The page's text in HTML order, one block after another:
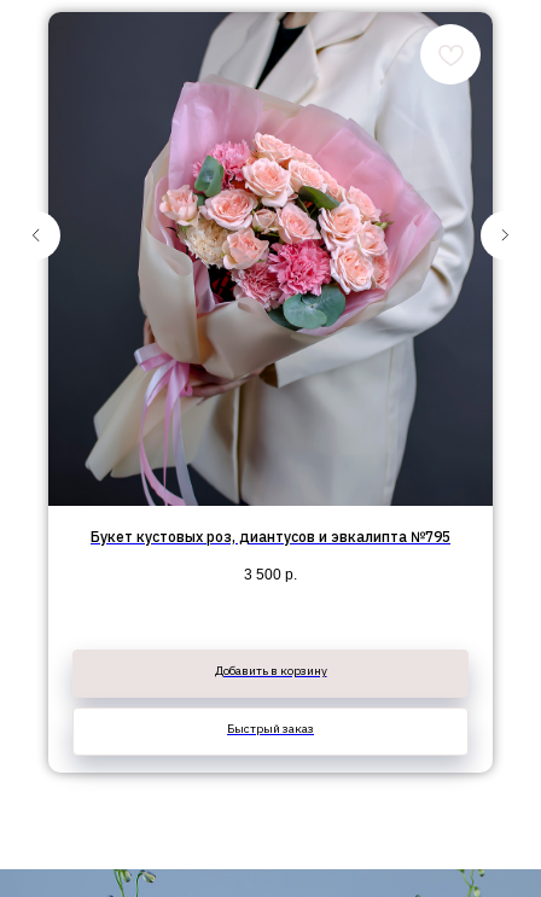
Букет кустовых роз, диантусов и эвкалипта №795
3 500 р.
Добавить в корзину
Быстрый заказ